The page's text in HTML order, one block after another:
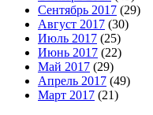
Сентябрь 2017 (29)
Август 2017 (30)
Июль 2017 (25)
Июнь 2017 (22)
Май 2017 (29)
Апрель 2017 (49)
Март 2017 (21)